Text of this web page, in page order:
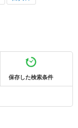
保存した検索条件